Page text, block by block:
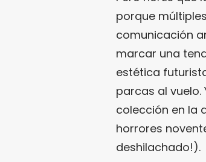
porque
comunicación
marcar una
estética
parcas al
colección en la
horrores
deshilachado!).